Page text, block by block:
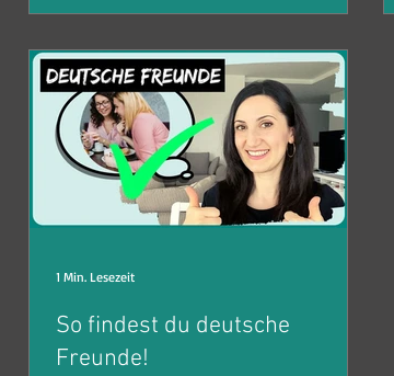
So findest du deutsche
Freunde!
1 Min. Lesezeit